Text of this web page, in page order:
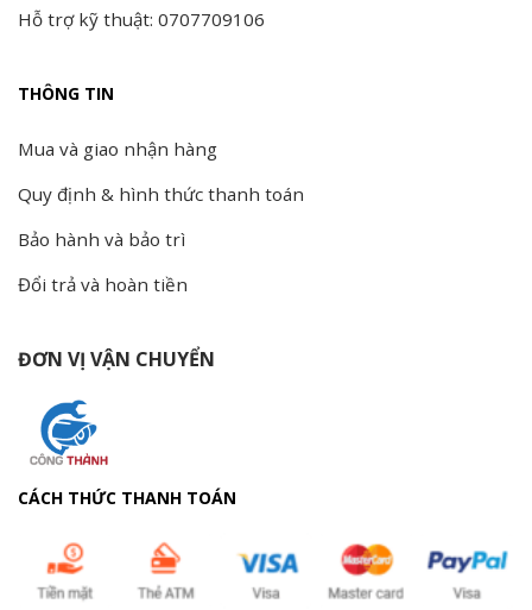
Hỗ trợ kỹ thuật: 0707709106
THÔNG TIN
Mua và giao nhận hàng
Quy định & hình thức thanh toán
Bảo hành và bảo trì
Đổi trả và hoàn tiền
ĐƠN VỊ VẬN CHUYỂN
CÁCH THỨC THANH TOÁN